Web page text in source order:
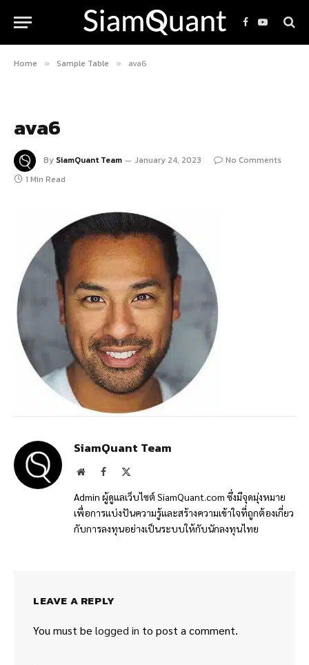
Facebook
YouTube
Home » Sample Table » ava6
ava6
By SiamQuant Team January 24, 2023
No Comments
1 Min Read
SiamQuant Team
WebsiteFacebook
Admin ผู้ดูแลเว็บไซต์ SiamQuant.com ซึ่งมีจุดมุ่งหมาย
เพื่อการแบ่งปันความรู้และสร้างความเข้าใจที่ถูกต้องเกี่ยว
กับการลงทุนอย่างเป็นระบบให้กับนักลงทุนไทย
LEAVE A REPLY
You must be logged in to post a comment.